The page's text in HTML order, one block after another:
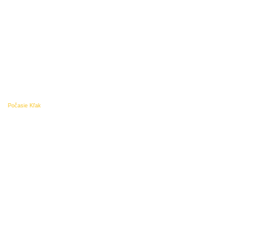
Počasie Kľak